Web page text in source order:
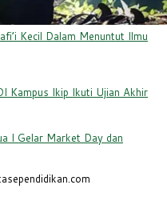
Kecil Dalam Menuntut Ilmu
Kampus Ikip Ikuti Ujian Akhir
I Gelar Market Day dan